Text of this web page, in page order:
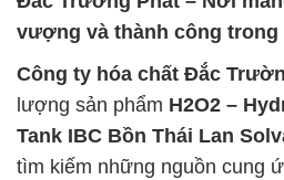
vượng và thành công trong
Công ty hóa chất Đắc
lượng sản phẩm H2O2 –
Tank IBC Bồn Thái Lan
tìm kiếm những nguồn cung